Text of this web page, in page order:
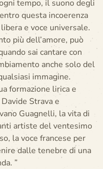
tempo, il suono degli
questa incoerenza
e voce universale.
più dell’amore, può
sai cantare con
anche solo del
immagine.
formazione lirica e
Strava e
Guagnelli, la vita di
artiste del ventesimo
la voce francese per
dalle tenebre di una
”